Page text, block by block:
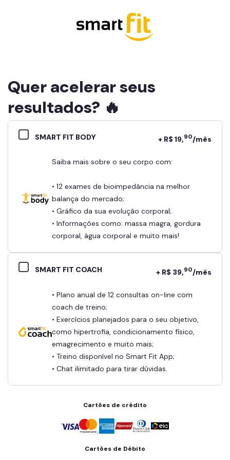
Quer acelerar seus
resultados? 🔥
SMART FIT BODY + R$ 19,90/mês
Saiba mais sobre o seu corpo com:
• 12 exames de bioimpedância na melhor
balança do mercado;
• Gráfico da sua evolução corporal;
• Informações como: massa magra, gordura
corporal, água corporal e muito mais!
SMART FIT COACH + R$ 39,90/mês
• Plano anual de 12 consultas on-line com
coach de treino;
• Exercícios planejados para o seu objetivo,
como hipertrofia, condicionamento físico,
emagrecimento e muito mais;
• Treino disponível no Smart Fit App;
• Chat ilimitado para tirar dúvidas.
Cartões de crédito
Cartões de Débito